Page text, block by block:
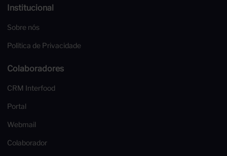
Institucional
Sobre nós
Política de Privacidade
Colaboradores
CRM Interfood
Portal
Webmail
Colaborador